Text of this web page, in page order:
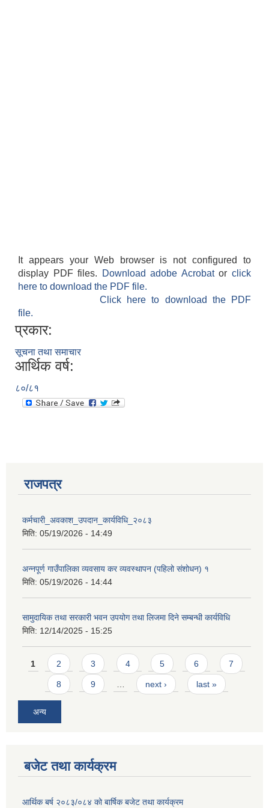
It appears your Web browser is not configured to
display PDF files.
Download adobe Acrobatorclick
here to download the PDF file.
Click here to download the PDF
file.
प्रकार:
सूचना तथा समाचार
आर्थिक वर्ष:
८०/८१
राजपत्र
कर्मचारी_अवकाश_उपदान_कार्यविधि_२०८३
मिति: 05/19/2026 - 14:49
अन्नपूर्ण गाउँपालिका व्यवसाय कर व्यवस्थापन (पहिलो संशोधन) १
मिति: 05/19/2026 - 14:44
सामुदायिक तथा सरकारी भवन उपयोग तथा लिजमा दिने सम्बन्धी कार्यविधि
मिति: 12/14/2025 - 15:25
Pages
1 2 3 4 5 6 7
8 9 next › last »
अन्य
बजेट तथा कार्यक्रम
आर्थिक बर्ष २०८३/०८४ को बार्षिक बजेट तथा कार्यक्रम